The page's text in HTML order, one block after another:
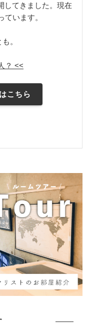
してきました。現在
います。
。
？ <<
こちら